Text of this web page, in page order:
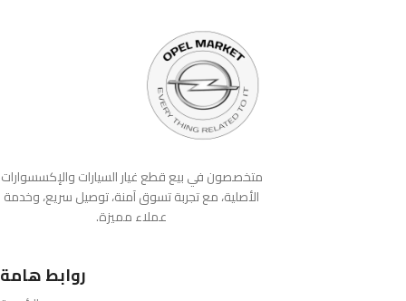
متخصصون في بيع قطع غيار السيارات والإكسسوارات
الأصلية، مع تجربة تسوق آمنة، توصيل سريع، وخدمة
عملاء مميزة.
روابط هامة